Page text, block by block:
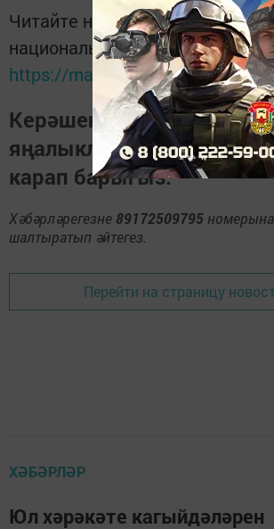
Читайте новости Татарстана в
национальном мессенджере
https://max.ru/tatmedia
Керәшен дөньясындагы
яңалыкларныТелеграм-
карап барыгыз.
Хәбәрләрегезне 89172509795
шалтыратып әйтегез.
Перейти на страницу
ХӘБӘРЛӘР
Юл хәрәкәте кагыйдәләрен